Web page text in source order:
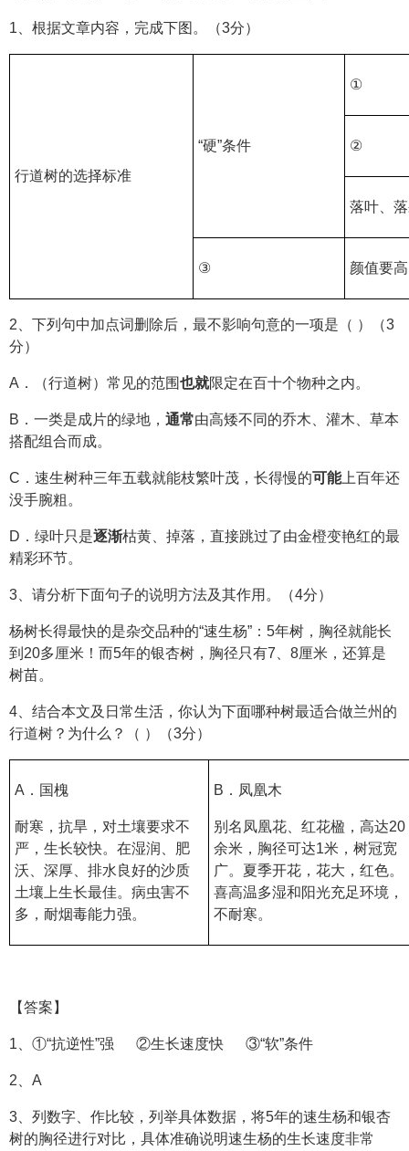
1、根据文章内容，完成下图。（3分）
行道树的选择标准
“硬”条件
①
②
落叶、
③ 颜值要高
2、下列句中加点词删除后，最不影响句意的一项是（ ）（3
分）
A．（行道树）常见的范围也就限定在百十个物种之内。
B．一类是成片的绿地， 通常由高矮不同的乔木、灌木、草本
搭配组合而成。
C．速生树种三年五载就能枝繁叶茂，长得慢的可能上百年还
没手腕粗。
D．绿叶只是逐渐枯黄、掉落，直接跳过了由金橙变艳红的最
精彩环节。
3、请分析下面句子的说明方法及其作用。（4分）
杨树长得最快的是杂交品种的“速生杨”：5年树，胸径就能长
到20多厘米！而5年的银杏树，胸径只有7、8厘米，还算是
树苗。
4、结合本文及日常生活，你认为下面哪种树最适合做兰州的
行道树？为什么？（ ）（3分）
A．国槐
耐寒，抗旱，对土壤要求不
严，生长较快。在湿润、肥
沃、深厚、排水良好的沙质
土壤上生长最佳。病虫害不
多，耐烟毒能力强。
B．凤凰木
别名凤凰花、红花楹，高达20
余米，胸径可达1米，树冠宽
广。夏季开花，花大，红色。
喜高温多湿和阳光充足环境，
不耐寒。
【答案】
1、①“抗逆性”强 ②生长速度快 ③“软”条件
2、A
3、列数字、作比较，列举具体数据，将5年的速生杨和银杏
树的胸径进行对比，具体准确说明速生杨的生长速度非常